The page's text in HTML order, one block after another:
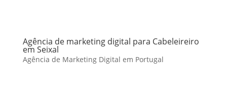
Agência de marketing digital para Cabeleireiro
em Seixal
Agência de Marketing Digital em Portugal